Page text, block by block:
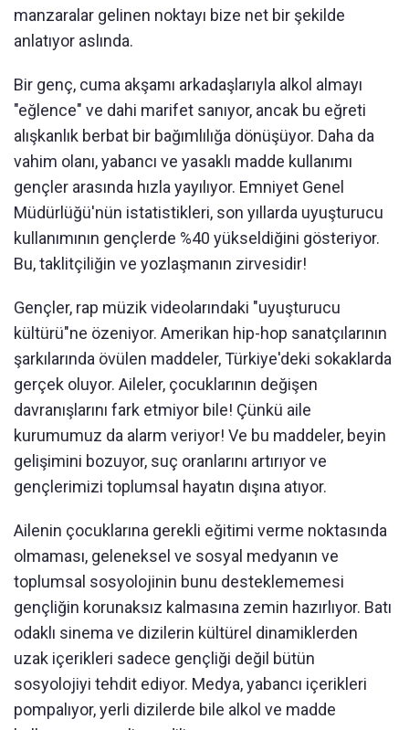
manzaralar gelinen noktayı bize net bir şekilde
anlatıyor aslında.
Bir genç, cuma akşamı arkadaşlarıyla alkol almayı
"eğlence" ve dahi marifet sanıyor, ancak bu eğreti
alışkanlık berbat bir bağımlılığa dönüşüyor. Daha da
vahim olanı, yabancı ve yasaklı madde kullanımı
gençler arasında hızla yayılıyor. Emniyet Genel
Müdürlüğü'nün istatistikleri, son yıllarda uyuşturucu
kullanımının gençlerde %40 yükseldiğini gösteriyor.
Bu, taklitçiliğin ve yozlaşmanın zirvesidir!
Gençler, rap müzik videolarındaki "uyuşturucu
kültürü"ne özeniyor. Amerikan hip-hop sanatçılarının
şarkılarında övülen maddeler, Türkiye'deki sokaklarda
gerçek oluyor. Aileler, çocuklarının değişen
davranışlarını fark etmiyor bile! Çünkü aile
kurumumuz da alarm veriyor! Ve bu maddeler, beyin
gelişimini bozuyor, suç oranlarını artırıyor ve
gençlerimizi toplumsal hayatın dışına atıyor.
Ailenin çocuklarına gerekli eğitimi verme noktasında
olmaması, geleneksel ve sosyal medyanın ve
toplumsal sosyolojinin bunu desteklememesi
gençliğin korunaksız kalmasına zemin hazırlıyor. Batı
odaklı sinema ve dizilerin kültürel dinamiklerden
uzak içerikleri sadece gençliği değil bütün
sosyolojiyi tehdit ediyor. Medya, yabancı içerikleri
pompalıyor, yerli dizilerde bile alkol ve madde